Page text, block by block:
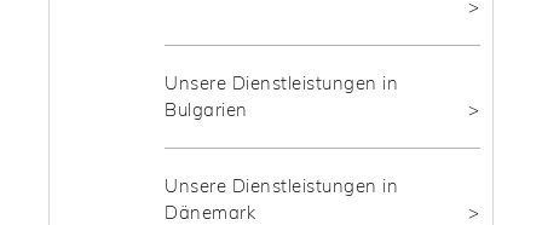
Unsere Dienstleistungen in
Bulgarien
Unsere Dienstleistungen in
Dänemark